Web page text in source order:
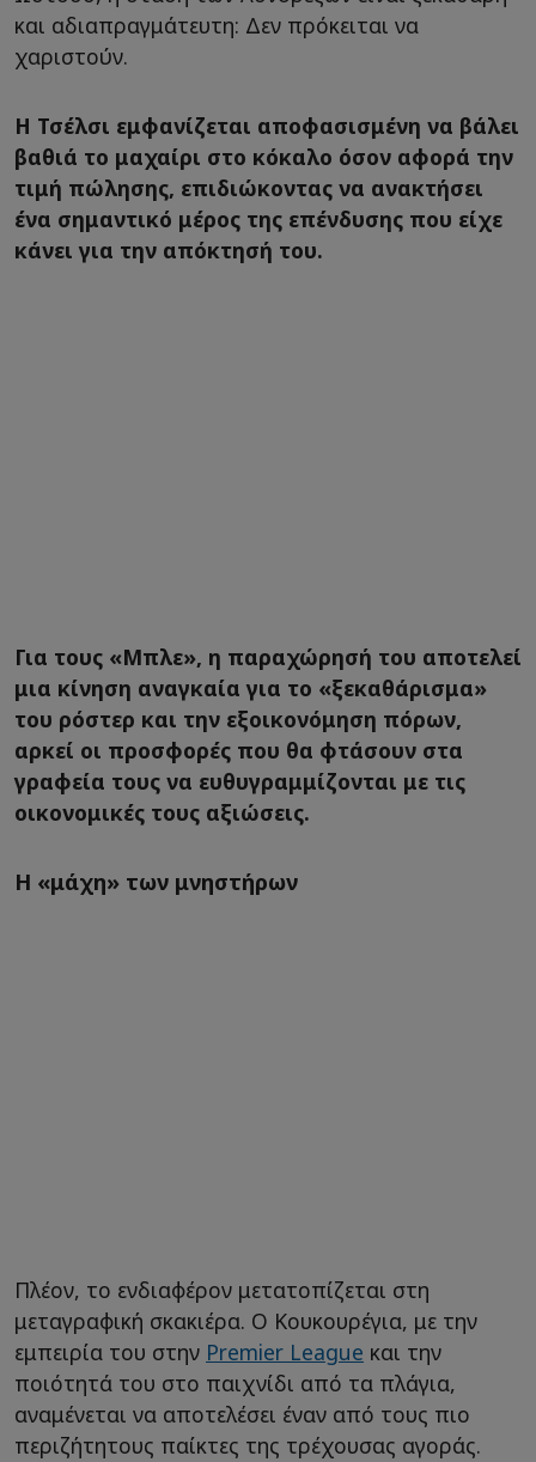
και αδιαπραγμάτευτη: Δεν πρόκειται να
χαριστούν.
Η Τσέλσι εμφανίζεται αποφασισμένη να βάλει
βαθιά το μαχαίρι στο κόκαλο όσον αφορά την
τιμή πώλησης, επιδιώκοντας να ανακτήσει
ένα σημαντικό μέρος της επένδυσης που είχε
κάνει για την απόκτησή του.
Για τους «Μπλε», η παραχώρησή του αποτελεί
μια κίνηση αναγκαία για το «ξεκαθάρισμα»
του ρόστερ και την εξοικονόμηση πόρων,
αρκεί οι προσφορές που θα φτάσουν στα
γραφεία τους να ευθυγραμμίζονται με τις
οικονομικές τους αξιώσεις.
Η «μάχη» των μνηστήρων
Πλέον, το ενδιαφέρον μετατοπίζεται στη
μεταγραφική σκακιέρα. Ο Κουκουρέγια, με την
εμπειρία του στην Premier League και την
ποιότητά του στο παιχνίδι από τα πλάγια,
αναμένεται να αποτελέσει έναν από τους πιο
περιζήτητους παίκτες της τρέχουσας αγοράς.